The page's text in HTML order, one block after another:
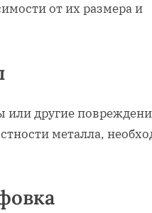
от их размера и
другие
металла‚